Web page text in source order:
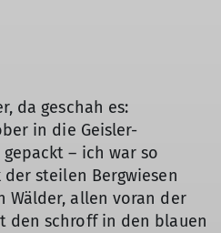
da geschah es:
in die Geisler-
– ich war so
steilen Bergwiesen
Wälder, allen voran der
den schroﬀ in den blauen